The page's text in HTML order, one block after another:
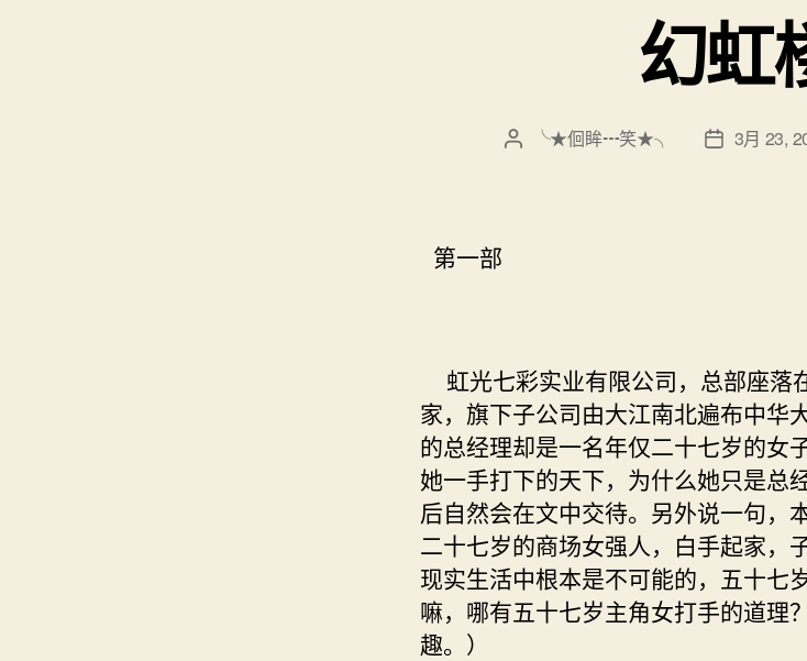
幻虹
文
╰★佪眸┅笑★╮
发 3月 23,
第一部
虹光七彩实业有限公司，总部座落
家，旗下子公司由大江南北遍布中华
的总经理却是一名年仅二十七岁的
她一手打下的天下，为什么她只是总
后自然会在文中交待。另外说一句，
二十七岁的商场女强人，白手起家，
现实生活中根本是不可能的，五十七
嘛，哪有五十七岁主角女打手的道理
趣。）